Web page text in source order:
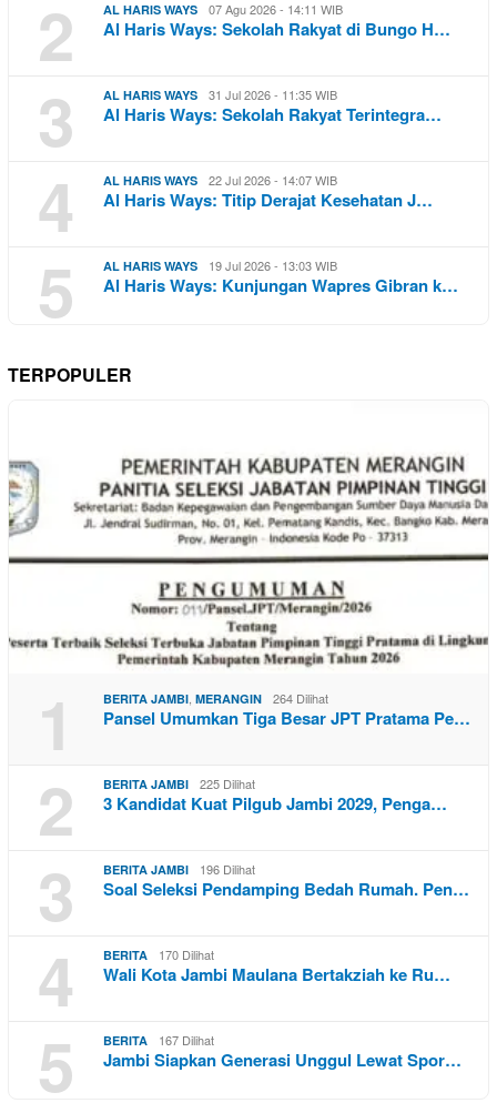
2 AL HARIS WAYS 07 Agu 2026 - 14:11 WIB
Al Haris Ways: Sekolah Rakyat di Bungo H…
3 AL HARIS WAYS 31 Jul 2026 - 11:35 WIB
Al Haris Ways: Sekolah Rakyat Terintegra…
4 AL HARIS WAYS 22 Jul 2026 - 14:07 WIB
Al Haris Ways: Titip Derajat Kesehatan J…
5 AL HARIS WAYS 19 Jul 2026 - 13:03 WIB
Al Haris Ways: Kunjungan Wapres Gibran k…
TERPOPULER
1 BERITA JAMBI, MERANGIN 264 Dilihat
Pansel Umumkan Tiga Besar JPT Pratama Pe…
2 BERITA JAMBI 225 Dilihat
3 Kandidat Kuat Pilgub Jambi 2029, Penga…
3 BERITA JAMBI 196 Dilihat
Soal Seleksi Pendamping Bedah Rumah. Pen…
4 BERITA 170 Dilihat
Wali Kota Jambi Maulana Bertakziah ke Ru…
5 BERITA 167 Dilihat
Jambi Siapkan Generasi Unggul Lewat Spor…